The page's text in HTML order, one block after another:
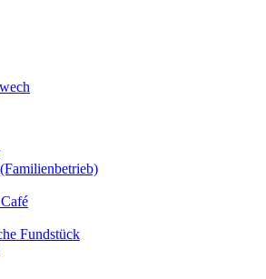
Fundstück